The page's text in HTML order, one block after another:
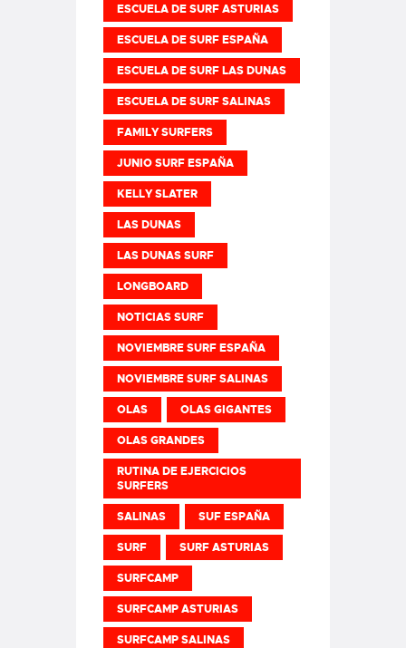
ESCUELA DE SURF ASTURIAS
ESCUELA DE SURF ESPAÑA
ESCUELA DE SURF LAS DUNAS
ESCUELA DE SURF SALINAS
FAMILY SURFERS
JUNIO SURF ESPAÑA
KELLY SLATER
LAS DUNAS
LAS DUNAS SURF
LONGBOARD
NOTICIAS SURF
NOVIEMBRE SURF ESPAÑA
NOVIEMBRE SURF SALINAS
OLAS OLAS GIGANTES
OLAS GRANDES
RUTINA DE EJERCICIOS
SURFERS
SALINAS SUF ESPAÑA
SURF SURF ASTURIAS
SURFCAMP
SURFCAMP ASTURIAS
SURFCAMP SALINAS